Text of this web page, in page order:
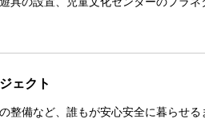
ェクト
整備など、誰もが安心安全に暮らせる